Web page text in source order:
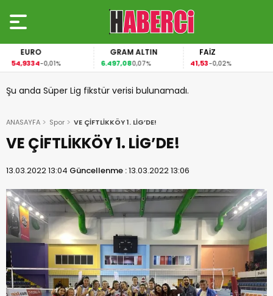
EURO
54,9334-0,01%
GRAM ALTIN
6.497,080,07%
FAİZ
41,53-0,02%
Şu anda Süper Lig fikstür verisi bulunamadı.
ANASAYFA Spor VE ÇİFTLİKKÖY 1. LİG’DE!
VE ÇİFTLİKKÖY 1. LİG’DE!
13.03.2022 13:04 Güncellenme :13.03.2022 13:06